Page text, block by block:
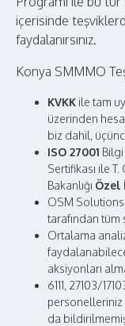
içerisinde
faydalanırsınız.
Konya SMMMO
KVKK ile tam
üzerinden
biz dahil,
ISO 27001
Sertifikası ile
Bakanlığı Özel
OSM
tarafından tüm
Ortalama
aksiyonları
6111, 27103/
personelleriniz
da